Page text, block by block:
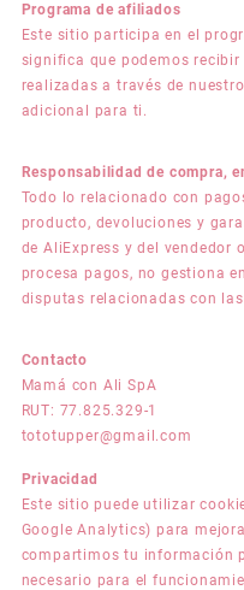
Programa de afiliados
Este sitio participa en el
significa que podemos
realizadas a través de
adicional para ti.
Responsabilidad de compra,
Todo lo relacionado con
producto, devoluciones y
de AliExpress y del vendedor
procesa pagos, no gestiona
disputas relacionadas con
Contacto
Mamá con Ali SpA
RUT: 77.825.329-1
tototupper@gmail.com
Privacidad
Este sitio puede utilizar
Google Analytics) para
compartimos tu información
necesario para el